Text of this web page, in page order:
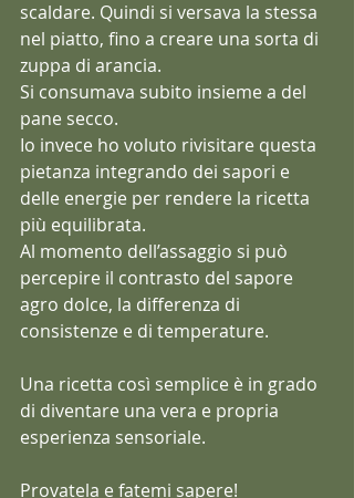
scaldare. Quindi si versava la stessa
nel piatto, fino a creare una sorta di
zuppa di arancia.
Si consumava subito insieme a del
pane secco.
Io invece ho voluto rivisitare questa
pietanza integrando dei sapori e
delle energie per rendere la ricetta
più equilibrata.
Al momento dell’assaggio si può
percepire il contrasto del sapore
agro dolce, la differenza di
consistenze e di temperature.
Una ricetta così semplice è in grado
di diventare una vera e propria
esperienza sensoriale.
Provatela e fatemi sapere!